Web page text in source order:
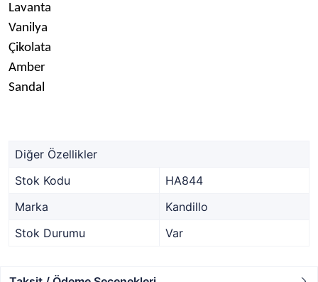
Lavanta
Vanilya
Çikolata
Amber
Sandal
Diğer Özellikler
Stok Kodu
HA844
Marka
Kandillo
Stok Durumu
Var